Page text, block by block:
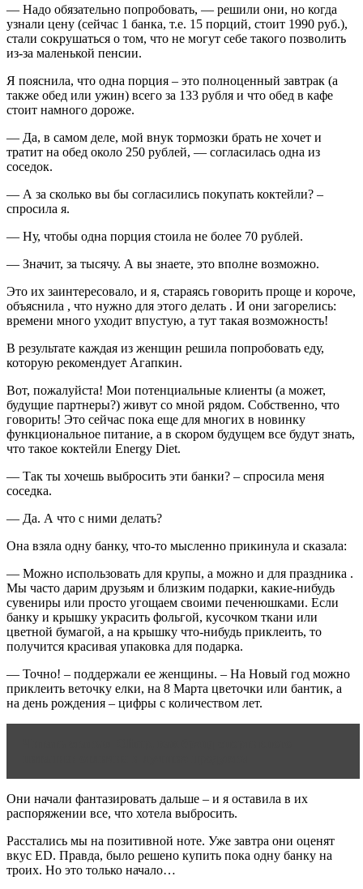
— Надо обязательно попробовать, — решили они, но когда
узнали цену (сейчас 1 банка, т.е. 15 порций, стоит 1990 руб.),
стали сокрушаться о том, что не могут себе такого позволить
из-за маленькой пенсии.
Я пояснила, что одна порция – это полноценный завтрак (а
также обед или ужин) всего за 133 рубля и что обед в кафе
стоит намного дороже.
— Да, в самом деле, мой внук тормозки брать не хочет и
тратит на обед около 250 рублей, — согласилась одна из
соседок.
— А за сколько вы бы согласились покупать коктейли? –
спросила я.
— Ну, чтобы одна порция стоила не более 70 рублей.
— Значит, за тысячу. А вы знаете, это вполне возможно.
Это их заинтересовало, и я, стараясь говорить проще и короче,
объяснила , что нужно для этого делать . И они загорелись:
времени много уходит впустую, а тут такая возможность!
В результате каждая из женщин решила попробовать еду,
которую рекомендует Агапкин.
Вот, пожалуйста! Мои потенциальные клиенты (а может,
будущие партнеры?) живут со мной рядом. Собственно, что
говорить! Это сейчас пока еще для многих в новинку
функциональное питание, а в скором будущем все будут знать,
что такое коктейли Energy Diet.
— Так ты хочешь выбросить эти банки? – спросила меня
соседка.
— Да. А что с ними делать?
Она взяла одну банку, что-то мысленно прикинула и сказала:
— Можно использовать для крупы, а можно и для праздника .
Мы часто дарим друзьям и близким подарки, какие-нибудь
сувениры или просто угощаем своими печенюшками. Если
банку и крышку украсить фольгой, кусочком ткани или
цветной бумагой, а на крышку что-нибудь приклеить, то
получится красивая упаковка для подарка.
— Точно! – поддержали ее женщины. – На Новый год можно
приклеить веточку елки, на 8 Марта цветочки или бантик, а
на день рождения – цифры с количеством лет.
Они начали фантазировать дальше – и я оставила в их
распоряжении все, что хотела выбросить.
Расстались мы на позитивной ноте. Уже завтра они оценят
вкус ED. Правда, было решено купить пока одну банку на
троих. Но это только начало…